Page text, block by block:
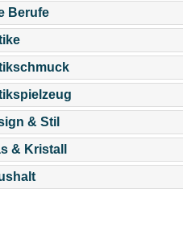
Berufe
& Stil
& Kristall